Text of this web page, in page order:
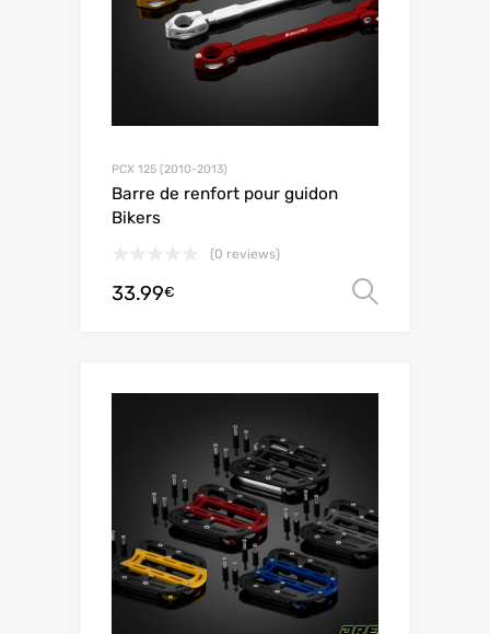
PCX 125 (2010-2013)
Barre de renfort pour guidon
Bikers
(0 reviews)
33.99€